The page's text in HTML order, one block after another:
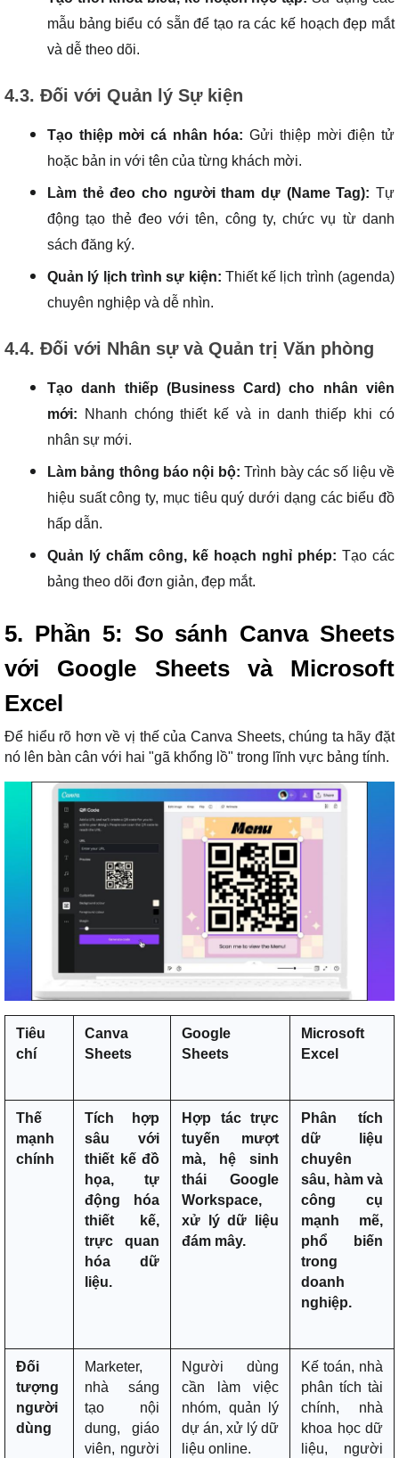
mẫu bảng biểu có sẵn để tạo ra các kế hoạch đẹp mắt
và dễ theo dõi.
4.3. Đối với Quản lý Sự kiện
Tạo thiệp mời cá nhân hóa: Gửi thiệp mời điện tử
hoặc bản in với tên của từng khách mời.
Làm thẻ đeo cho người tham dự (Name Tag): Tự
động tạo thẻ đeo với tên, công ty, chức vụ từ danh
sách đăng ký.
Quản lý lịch trình sự kiện: Thiết kế lịch trình (agenda)
chuyên nghiệp và dễ nhìn.
4.4. Đối với Nhân sự và Quản trị Văn phòng
Tạo danh thiếp (Business Card) cho nhân viên
mới: Nhanh chóng thiết kế và in danh thiếp khi có
nhân sự mới.
Làm bảng thông báo nội bộ: Trình bày các số liệu về
hiệu suất công ty, mục tiêu quý dưới dạng các biểu đồ
hấp dẫn.
Quản lý chấm công, kế hoạch nghỉ phép: Tạo các
bảng theo dõi đơn giản, đẹp mắt.
5. Phần 5: So sánh Canva Sheets
với Google Sheets và Microsoft
Excel
Để hiểu rõ hơn về vị thế của Canva Sheets, chúng ta hãy đặt
nó lên bàn cân với hai "gã khổng lồ" trong lĩnh vực bảng tính.
Tiêu
chí
Canva
Sheets
Google
Sheets
Microsoft
Excel
Thế
mạnh
chính
Tích hợp
sâu với
thiết kế đồ
họa, tự
động hóa
thiết kế,
trực quan
hóa dữ
liệu.
Hợp tác trực
tuyến mượt
mà, hệ sinh
thái Google
Workspace,
xử lý dữ liệu
đám mây.
Phân tích
dữ liệu
chuyên
sâu, hàm và
công cụ
mạnh mẽ,
phổ biến
trong
doanh
nghiệp.
Đối
tượng
người
dùng
Marketer,
nhà sáng
tạo nội
dung, giáo
viên, người
Người dùng
cần làm việc
nhóm, quản lý
dự án, xử lý dữ
liệu online.
Kế toán, nhà
phân tích tài
chính, nhà
khoa học dữ
liệu, người